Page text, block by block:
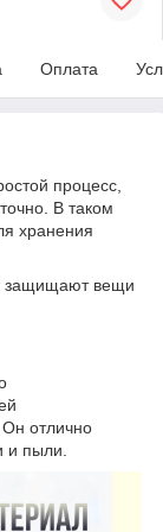
Оплата
процесс,
В таком
хранения
защищают вещи
Он отлично
и пыли.